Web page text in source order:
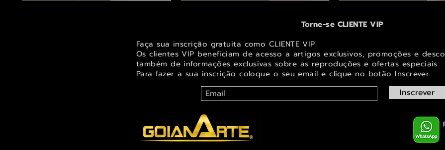
Torne-se CLIENTE VIP
Faça sua inscrição gratuita como CLIENTE VIP.
Os clientes VIP beneficiam de acesso a artigos exclusivos, promoções e
também de informações exclusivas sobre as reproduções e ofertas especiais.
Para fazer a sua inscrição coloque o seu email e clique no botão Inscrever.
Inscrever